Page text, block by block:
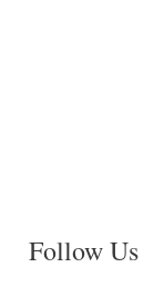
Follow Us